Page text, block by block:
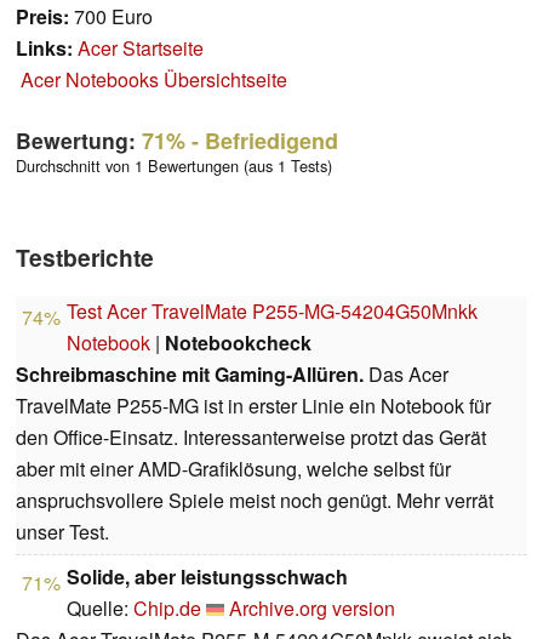
Preis: 700 Euro
Links: Acer Startseite
Acer Notebooks Übersichtseite
Bewertung: 71%- Befriedigend
Durchschnitt von 1 Bewertungen (aus 1 Tests)
Testberichte
74% Test Acer TravelMate P255-MG-54204G50Mnkk
Notebook | Notebookcheck
Schreibmaschine mit Gaming-Allüren. Das Acer
TravelMate P255-MG ist in erster Linie ein Notebook für
den Office-Einsatz. Interessanterweise protzt das Gerät
aber mit einer AMD-Grafiklösung, welche selbst für
anspruchsvollere Spiele meist noch genügt. Mehr verrät
unser Test.
71% Solide, aber leistungsschwach
Quelle: Chip.de
Archive.org version